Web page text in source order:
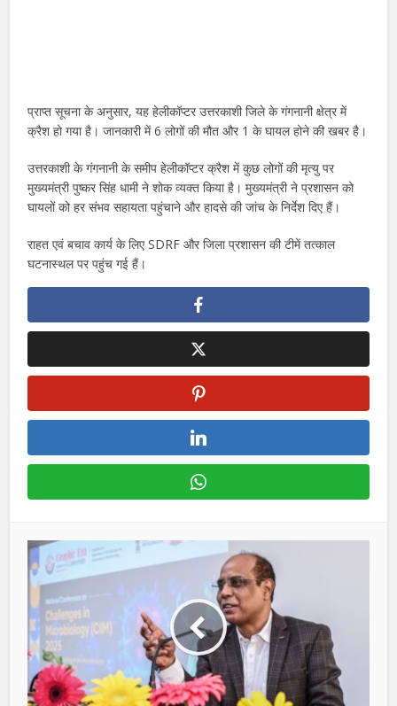
प्राप्त सूचना के अनुसार, यह हेलीकॉप्टर उत्तरकाशी जिले के गंगनानी क्षेत्र में
क्रैश हो गया है। जानकारी में 6 लोगों की मौत और 1 के घायल होने की खबर है।
उत्तरकाशी के गंगनानी के समीप हेलीकॉप्टर क्रैश में कुछ लोगों की मृत्यु पर
मुख्यमंत्री पुष्कर सिंह धामी ने शोक व्यक्त किया है। मुख्यमंत्री ने प्रशासन को
घायलों को हर संभव सहायता पहुंचाने और हादसे की जांच के निर्देश दिए हैं।
राहत एवं बचाव कार्य के लिए SDRF और जिला प्रशासन की टीमें तत्काल
घटनास्थल पर पहुंच गई हैं।